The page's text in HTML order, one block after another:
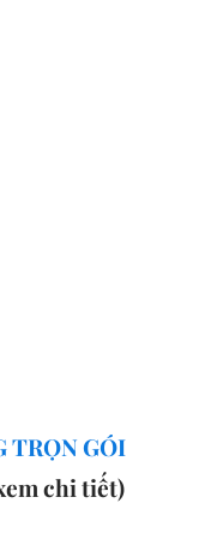
TRỌN GÓI
chi tiết)